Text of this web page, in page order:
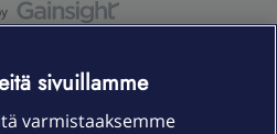
sivuillamme
varmistaaksemme